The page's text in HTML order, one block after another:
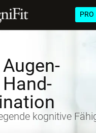
PRO
Augen-
Hand-
kognitive